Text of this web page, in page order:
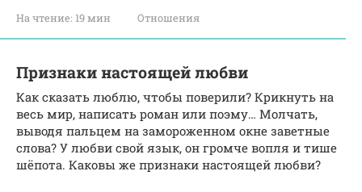
На чтение: 19 мин Отношения
Признаки настоящей любви
Как сказать люблю, чтобы поверили? Крикнуть на
весь мир, написать роман или поэму… Молчать,
выводя пальцем на замороженном окне заветные
слова? У любви свой язык, он громче вопля и тише
шёпота. Каковы же признаки настоящей любви?